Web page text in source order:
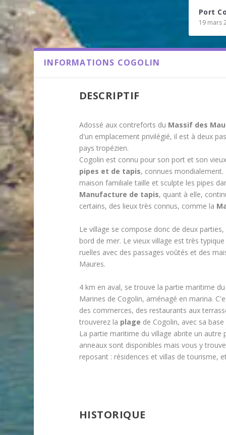
Port
19 mars
INFORMATIONS COGOLIN
DESCRIPTIF
Adossé aux contreforts du Massif des
d'un emplacement privilégié, il est à deux
pays tropézien.
Cogolin est connu pour son port et son
pipes et de tapis, connues
maison familiale taille et sculpte les pipes
Manufacture de tapis, quant à elle,
certains, des lieux très connus, comme la
Le village se compose donc de deux
bord de mer. Le vieux village est très
ruelles avec des passages voûtés et des
Maures.
4 km en aval, se trouve la partie maritime
Marines de Cogolin, aménagé en marina.
des commerces, des restaurants aux
trouverez la plage de Cogolin, avec sa
La partie maritime du village abrite un
anneaux sont disponibles mais vous y
reposant : résidences et villas de tourisme,
HISTORIQUE